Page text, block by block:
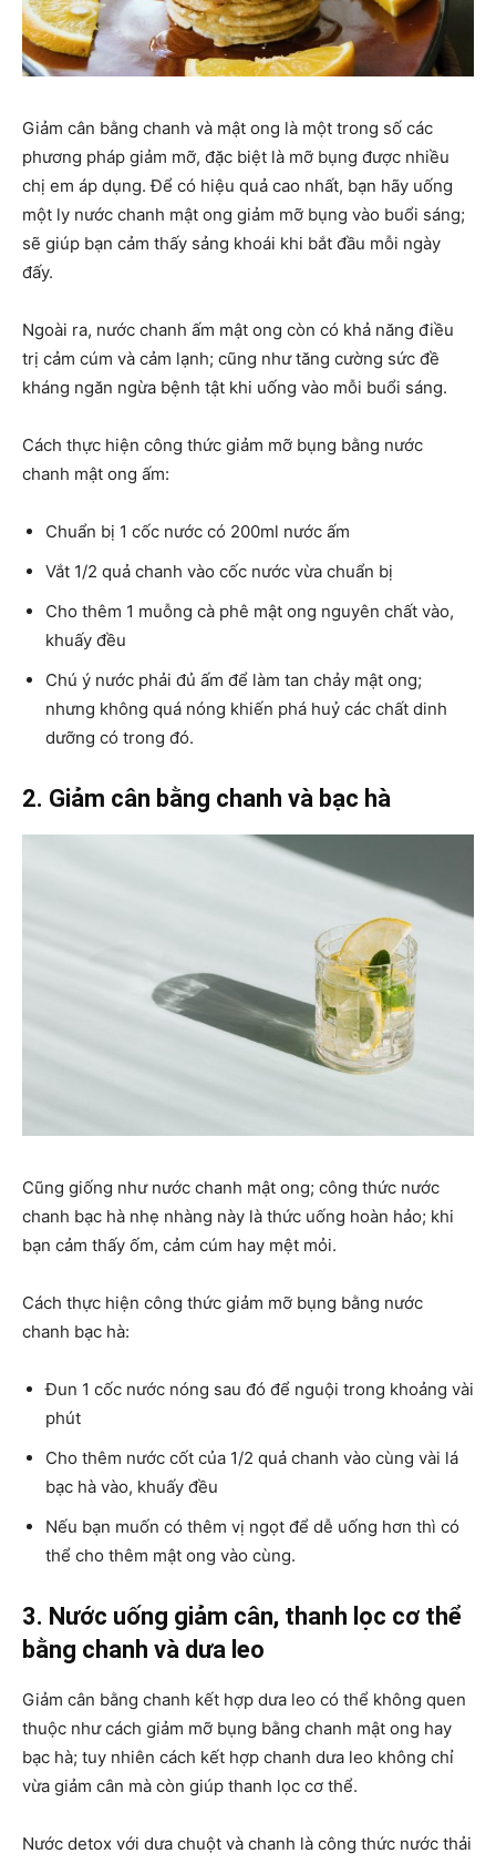
Giảm cân bằng chanh và mật ong là một trong số các
phương pháp giảm mỡ, đặc biệt là mỡ bụng được nhiều
chị em áp dụng. Để có hiệu quả cao nhất, bạn hãy uống
một ly nước chanh mật ong giảm mỡ bụng vào buổi sáng;
sẽ giúp bạn cảm thấy sảng khoái khi bắt đầu mỗi ngày
đấy.
Ngoài ra, nước chanh ấm mật ong còn có khả năng điều
trị cảm cúm và cảm lạnh; cũng như tăng cường sức đề
kháng ngăn ngừa bệnh tật khi uống vào mỗi buổi sáng.
Cách thực hiện công thức giảm mỡ bụng bằng nước
chanh mật ong ấm:
Chuẩn bị 1 cốc nước có 200ml nước ấm
Vắt 1/2 quả chanh vào cốc nước vừa chuẩn bị
Cho thêm 1 muỗng cà phê mật ong nguyên chất vào,
khuấy đều
Chú ý nước phải đủ ấm để làm tan chảy mật ong;
nhưng không quá nóng khiến phá huỷ các chất dinh
dưỡng có trong đó.
2. Giảm cân bằng chanh và bạc hà
Cũng giống như nước chanh mật ong; công thức nước
chanh bạc hà nhẹ nhàng này là thức uống hoàn hảo; khi
bạn cảm thấy ốm, cảm cúm hay mệt mỏi.
Cách thực hiện công thức giảm mỡ bụng bằng nước
chanh bạc hà:
Đun 1 cốc nước nóng sau đó để nguội trong khoảng vài
phút
Cho thêm nước cốt của 1/2 quả chanh vào cùng vài lá
bạc hà vào, khuấy đều
Nếu bạn muốn có thêm vị ngọt để dễ uống hơn thì có
thể cho thêm mật ong vào cùng.
3. Nước uống giảm cân, thanh lọc cơ thể
bằng chanh và dưa leo
Giảm cân bằng chanh kết hợp dưa leo có thể không quen
thuộc như cách giảm mỡ bụng bằng chanh mật ong hay
bạc hà; tuy nhiên cách kết hợp chanh dưa leo không chỉ
vừa giảm cân mà còn giúp thanh lọc cơ thể.
Nước detox với dưa chuột và chanh là công thức nước thải